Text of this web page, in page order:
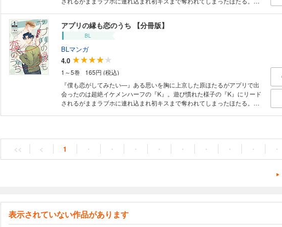
奔放な『K』に振り回されっぱなしのほたるがたどり着いた結論とは
―…!? !◆収録内容：分冊版1～5話◆
アプリの縁も恋のうち 【分冊版】
BL
BLマンガ
4.0
1～5巻
165円 (税込)
『僕も恋がしてみたい―』ある思いを胸に上京した原ほたるがアプリで出
会ったのは超絶イケメンハーフの『K』。遊び慣れた様子の『K』にリード
されるがままラブホに連れ込まれ初キスまで奪われてしまったほたる。そ
―…!?
<< < 1 ・ ・ ・ ・ ・ ・ ・ ・ ・
表示されていない作品があります